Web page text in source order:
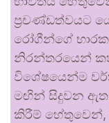
ප්‍රචණ්ඩත්වයට
රෝගීන්ගේ
නිරන්තරයෙන්
විශේෂයෙන්ම
මඟින් සිදුවන
කිරීම් හේතුවෙන්,